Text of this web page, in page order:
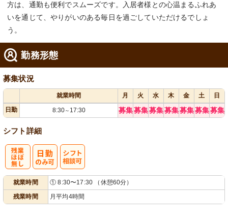
方は、通勤も便利でスムーズです。入居者様との心温まるふれあ
いを通じて、やりがいのある毎日を過ごしていただけるでしょ
う。
勤務形態
募集状況
就業時間 月 火 水 木 金 土
日
日勤
8:30～ 17:30 募集募集募集募集募集募集募集
シフト詳細
就業時間
① 8:30〜17:30 （休憩60分）
残業時間
月平均4時間